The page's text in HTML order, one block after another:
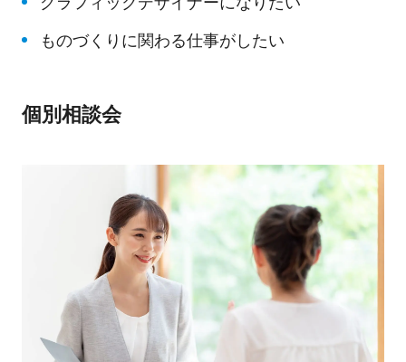
ものづくりに関わる仕事がしたい
個別相談会